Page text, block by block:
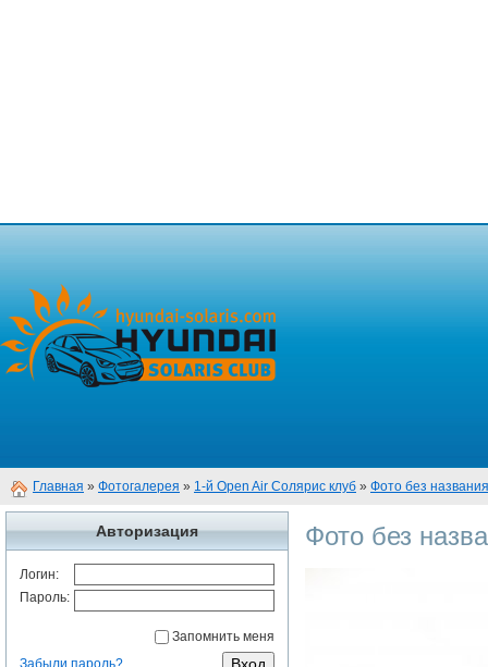
Главная » Фотогалерея » 1-й Open Air Солярис клуб » Фото без названия
Авторизация
Логин:
Пароль:
Запомнить меня
Забыли пароль?
Фото без